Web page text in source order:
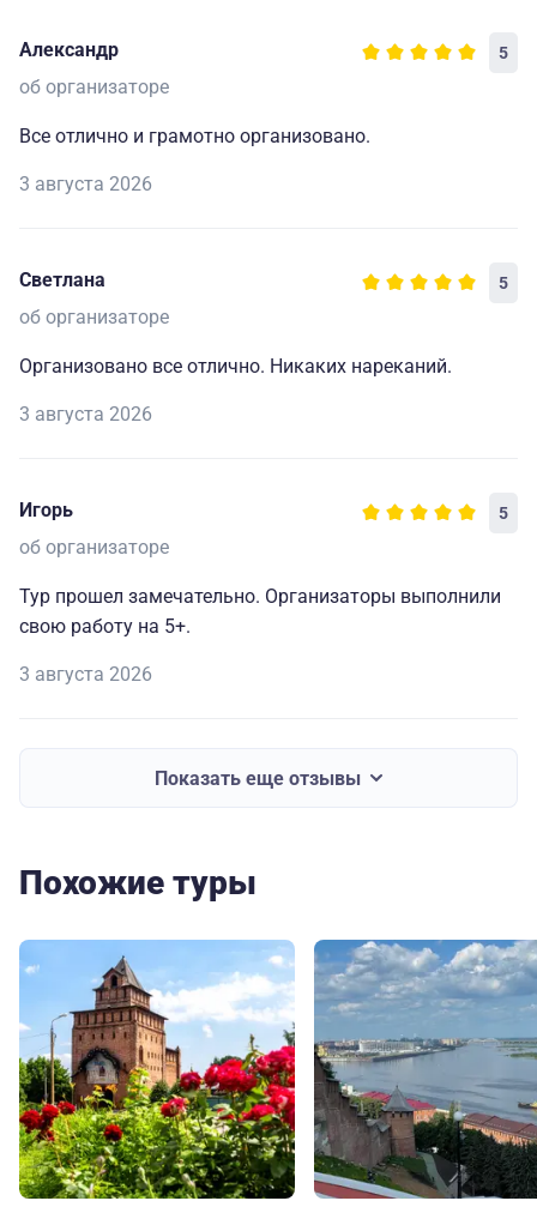
Александр 5
об организаторе
Все отлично и грамотно организовано.
3 августа 2026
Светлана 5
об организаторе
Организовано все отлично. Никаких нареканий.
3 августа 2026
Игорь 5
об организаторе
Тур прошел замечательно. Организаторы выполнили
свою работу на 5+.
3 августа 2026
Показать еще отзывы
Похожие туры